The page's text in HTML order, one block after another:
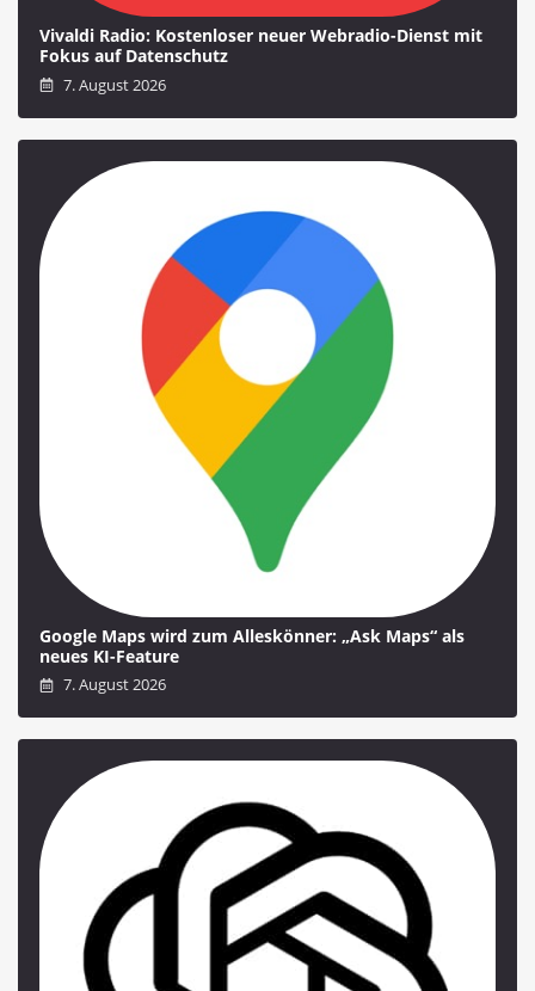
Vivaldi Radio: Kostenloser neuer Webradio-Dienst mit
Fokus auf Datenschutz
7. August 2026
Google Maps wird zum Alleskönner: „Ask Maps“ als
neues KI-Feature
7. August 2026